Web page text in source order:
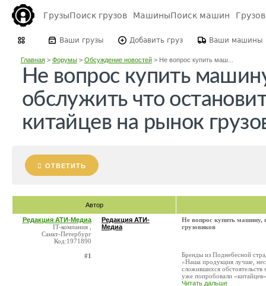
ГрузыПоиск грузов МашиныПоиск машин
Ваши грузы Добавить груз Ваши машины
Главная> Форумы> Обсуждение новостей> Не вопрос купить маш...
Не вопрос купить
обслужить что
китайцев на рынок
ОТВЕТИТЬ
Автор
Редакция АТИ-Медиа
IT-компания ,
Санкт-Петербург
Код:1971890
#1
Редакция АТИ-
Медиа
Не вопрос купить машину,
грузовиков
Бренды из Поднебесной
«Наша продукция лучше,
сложившихся
уже попробовали
Читать дальше